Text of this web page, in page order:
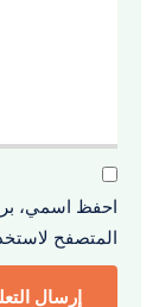
احفظ اسمي،
المتصفح